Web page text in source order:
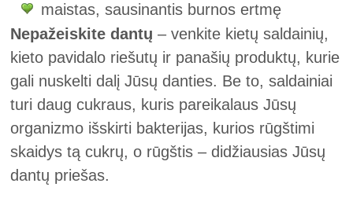
maistas, sausinantis burnos ertmę
Nepažeiskite dantų– venkite kietų saldainių,
kieto pavidalo riešutų ir panašių produktų, kurie
gali nuskelti dalį Jūsų danties. Be to, saldainiai
turi daug cukraus, kuris pareikalaus Jūsų
organizmo išskirti bakterijas, kurios rūgštimi
skaidys tą cukrų, o rūgštis – didžiausias Jūsų
dantų priešas.